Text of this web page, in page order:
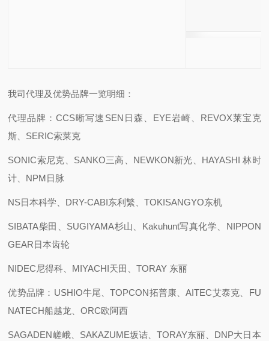
我司代理及优势品牌一览明细：
代理品牌：CCS晰写速 SEN日森、EYE岩崎、REVOX莱宝克
斯、SERIC索莱克
SONIC索尼克、SANKO三高、NEWKON新光、HAYASHI 林时
计、NPM日脉
NS日本科学、DRY-CABI东利繁、TOKISANGYO东机
SIBATA柴田、SUGIYAMA杉山、Kakuhunt写真化学、NIPPON
GEAR日本齿轮
NIDEC尼得科、MIYACHI天田、TORAY 东丽
优势品牌：USHIO牛尾、TOPCON拓普康、AITEC艾泰克、FU
NATECH船越龙、ORC欧阿西
SAGADEN嵯峨、SAKAZUME坂诘、TORAY东丽、DNP大日本